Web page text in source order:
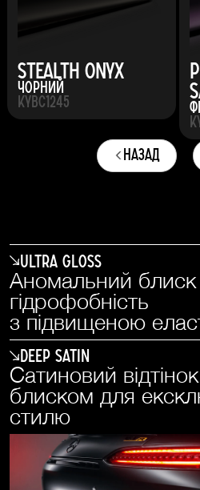
Stealth Onyx
Чорний
KYBC1245
назад
Ultra Gloss
Аномальний блиск
гідрофобність
з підвищеною
Deep Satin
Сатиновий
блиском для
стилю